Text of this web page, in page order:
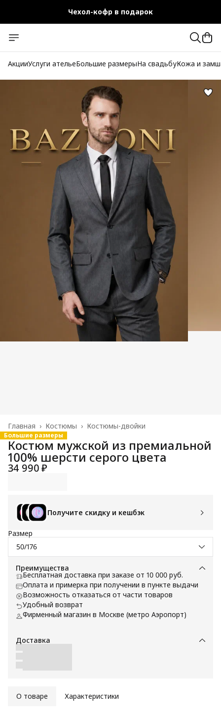
Чехол-кофр в подарок
Бесплатная доставка при заказе от 10 000 руб.
АкцииУслуги ательеБольшие размерыНа свадьбуКожа и
Костюмы-двойки
Костюмы ›
Главная ›
Большие размеры
Костюм мужской из премиальной
100% шерсти серого цвета
34 990 ₽
Получите скидку и кешбэк
Размер
50/176
Преимущества
Бесплатная доставка при заказе от 10 000 руб.
Оплата и примерка при получении в пункте выдачи
Возможность отказаться от части товаров
Удобный возврат
Фирменный магазин в Москве (метро Аэропорт)
Доставка
О товаре Характеристики